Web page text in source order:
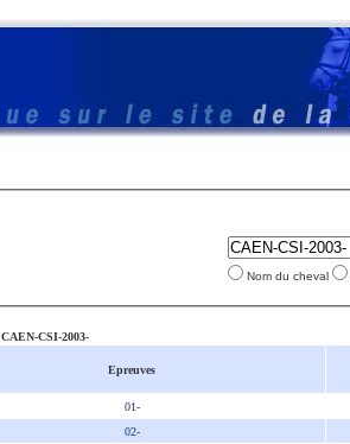
Nom du cheval
CAEN-CSI-2003-
Epreuves
01-
02-